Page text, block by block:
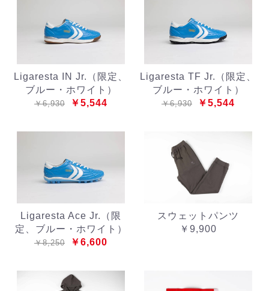
Ligaresta IN Jr.（限定、
ブルー・ホワイト）
￥6,930 ￥5,544
Ligaresta TF Jr.（限定、
ブルー・ホワイト）
￥6,930 ￥5,544
Ligaresta Ace Jr.（限
定、ブルー・ホワイト）
￥8,250 ￥6,600
スウェットパンツ
￥9,900